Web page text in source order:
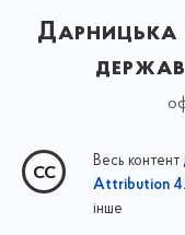
Дарницька
Весь контент
Attribution
інше